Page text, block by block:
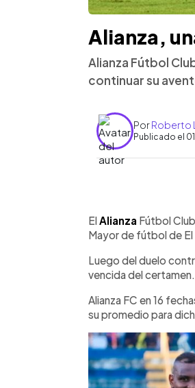
Alianza,
Alianza Fútbol
continuar su
PorRoberto
Publicado el
►
El Alianza Fútbol
Mayor de fútbol de El
Luego del duelo
vencida del certamen.
Alianza FC en 16
su promedio para